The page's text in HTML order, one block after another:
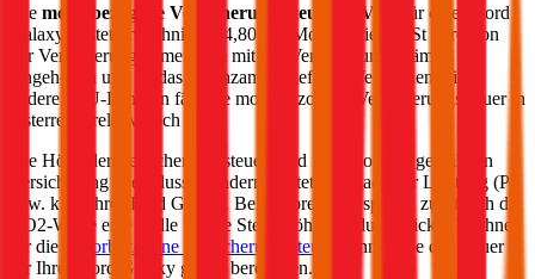
Die motorbezogene Versicherungssteuer (mVSt) für einen
Ford
Galaxy
kostet im Schnitt € 64,80 pro Monat. Die mVSt wird von
der Versicherung gemeinsam mit der Versicherungsprämie
eingehoben und an das Finanzamt abgeführt. Verglichen mit
anderen EU-Ländern fällt die motorbezogene Versicherungssteuer in
Österreich relativ hoch aus.
Die Höhe der Versicherungssteuer wird nicht von der gewählten
Versicherung beeinflusst, sondern richtet sich nach der Leistung (PS
bzw. kW) Ihres Ford Galaxy
. Bei Verbrennern spielen zusätzlich die
CO2-Werte eine Rolle für die Steuerhöhe. Im durchblicker Rechner
für die
motorbezogene Versicherungssteuer
können Sie die Steuer
für Ihren
Ford Galaxy genau berechnen.